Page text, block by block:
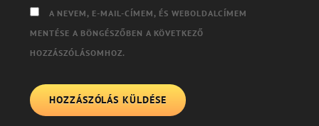
A NEVEM, E-MAIL-CÍMEM, ÉS WEBOLDALCÍMEM
MENTÉSE A BÖNGÉSZŐBEN A KÖVETKEZŐ
HOZZÁSZÓLÁSOMHOZ.